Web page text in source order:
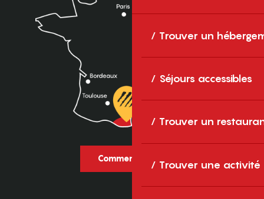
Trouver un
Séjours accessibles
Trouver un
Trouver une activité
Comment venir ?